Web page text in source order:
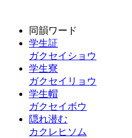
同韻ワード
学生証
ガクセイショウ
学生寮
ガクセイリョウ
学生帽
ガクセイボウ
隠れ潜む
カクレヒソム